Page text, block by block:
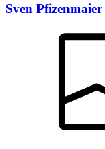
Sven Pfizenmaier